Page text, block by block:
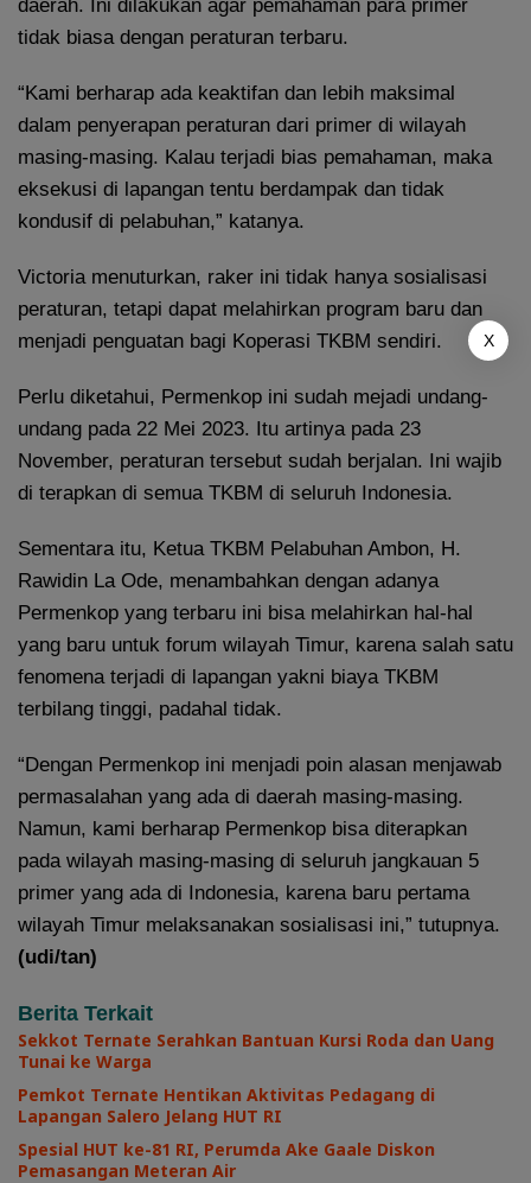
daerah. Ini dilakukan agar pemahaman para primer
tidak biasa dengan peraturan terbaru.
“Kami berharap ada keaktifan dan lebih maksimal
dalam penyerapan peraturan dari primer di wilayah
masing-masing. Kalau terjadi bias pemahaman, maka
eksekusi di lapangan tentu berdampak dan tidak
kondusif di pelabuhan,” katanya.
Victoria menuturkan, raker ini tidak hanya sosialisasi
peraturan, tetapi dapat melahirkan program baru dan
menjadi penguatan bagi Koperasi TKBM sendiri.
Perlu diketahui, Permenkop ini sudah mejadi undang-
undang pada 22 Mei 2023. Itu artinya pada 23
November, peraturan tersebut sudah berjalan. Ini wajib
di terapkan di semua TKBM di seluruh Indonesia.
Sementara itu, Ketua TKBM Pelabuhan Ambon, H.
Rawidin La Ode, menambahkan dengan adanya
Permenkop yang terbaru ini bisa melahirkan hal-hal
yang baru untuk forum wilayah Timur, karena salah satu
fenomena terjadi di lapangan yakni biaya TKBM
terbilang tinggi, padahal tidak.
“Dengan Permenkop ini menjadi poin alasan menjawab
permasalahan yang ada di daerah masing-masing.
Namun, kami berharap Permenkop bisa diterapkan
pada wilayah masing-masing di seluruh jangkauan 5
primer yang ada di Indonesia, karena baru pertama
wilayah Timur melaksanakan sosialisasi ini,” tutupnya.
(udi/tan)
Berita Terkait
Sekkot Ternate Serahkan Bantuan Kursi Roda dan Uang
Tunai ke Warga
Pemkot Ternate Hentikan Aktivitas Pedagang di
Lapangan Salero Jelang HUT RI
Spesial HUT ke-81 RI, Perumda Ake Gaale Diskon
Pemasangan Meteran Air
X